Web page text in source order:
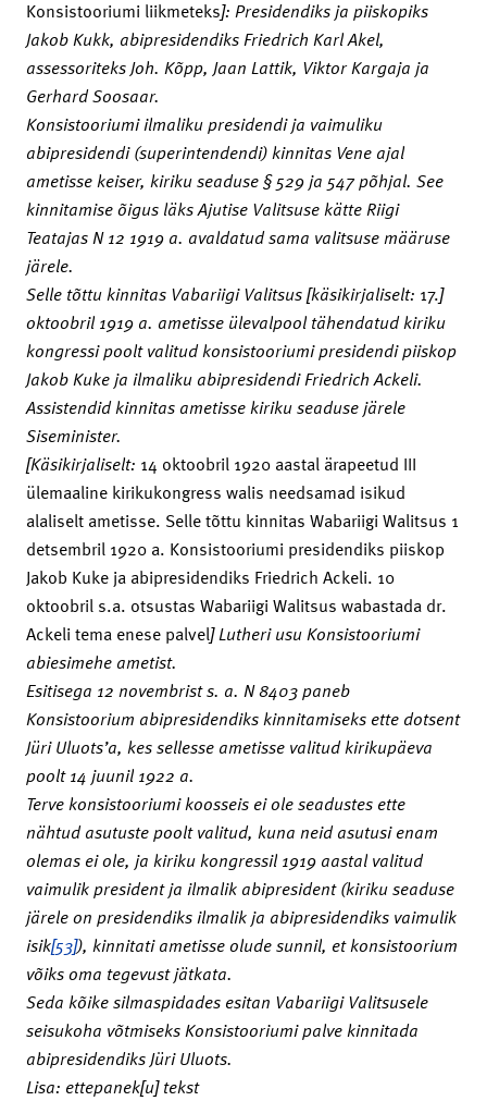
Konsistooriumi liikmeteks]: Presidendiks ja piiskopiks
Jakob Kukk, abipresidendiks Friedrich Karl Akel,
assessoriteks Joh. Kõpp, Jaan Lattik, Viktor Kargaja ja
Gerhard Soosaar.
Konsistooriumi ilmaliku presidendi ja vaimuliku
abipresidendi (superintendendi) kinnitas Vene ajal
ametisse keiser, kiriku seaduse § 529 ja 547 põhjal. See
kinnitamise õigus läks Ajutise Valitsuse kätte Riigi
Teatajas N 12 1919 a. avaldatud sama valitsuse määruse
järele.
Selle tõttu kinnitas Vabariigi Valitsus [käsikirjaliselt: 17.]
oktoobril 1919 a. ametisse ülevalpool tähendatud kiriku
kongressi poolt valitud konsistooriumi presidendi piiskop
Jakob Kuke ja ilmaliku abipresidendi Friedrich Ackeli.
Assistendid kinnitas ametisse kiriku seaduse järele
Siseminister.
[Käsikirjaliselt: 14 oktoobril 1920 aastal ärapeetud III
ülemaaline kirikukongress walis needsamad isikud
alaliselt ametisse. Selle tõttu kinnitas Wabariigi Walitsus 1
detsembril 1920 a. Konsistooriumi presidendiks piiskop
Jakob Kuke ja abipresidendiks Friedrich Ackeli. 10
oktoobril s.a. otsustas Wabariigi Walitsus wabastada dr.
Ackeli tema enese palvel] Lutheri usu Konsistooriumi
abiesimehe ametist.
Esitisega 12 novembrist s. a. N 8403 paneb
Konsistoorium abipresidendiks kinnitamiseks ette dotsent
Jüri Uluots’a, kes sellesse ametisse valitud kirikupäeva
poolt 14 juunil 1922 a.
Terve konsistooriumi koosseis ei ole seadustes ette
nähtud asutuste poolt valitud, kuna neid asutusi enam
olemas ei ole, ja kiriku kongressil 1919 aastal valitud
vaimulik president ja ilmalik abipresident (kiriku seaduse
järele on presidendiks ilmalik ja abipresidendiks vaimulik
isik[53]), kinnitati ametisse olude sunnil, et konsistoorium
võiks oma tegevust jätkata.
Seda kõike silmaspidades esitan Vabariigi Valitsusele
seisukoha võtmiseks Konsistooriumi palve kinnitada
abipresidendiks Jüri Uluots.
Lisa: ettepanek[u] tekst